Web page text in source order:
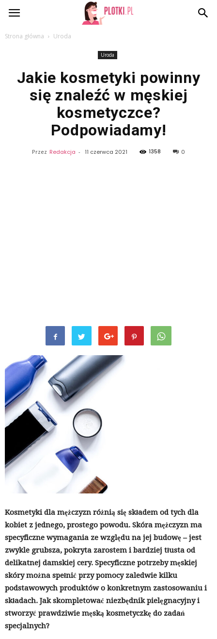
Plotki.pl
Strona główna Uroda
Uroda
Jakie kosmetyki powinny
się znaleźć w męskiej
kosmetyczce?
Podpowiadamy!
Przez Redakcja - 11 czerwca 2021 1358 0
Kosmetyki dla mężczyzn różnią się składem od tych dla
kobiet z jednego, prostego powodu. Skóra mężczyzn ma
specyficzne wymagania ze względu na jej budowę – jest
zwykle grubsza, pokryta zarostem i bardziej tłusta od
delikatnej damskiej cery. Specyficzne potrzeby męskiej
skóry można spełnić przy pomocy zaledwie kilku
podstawowych produktów o konkretnym zastosowaniu i
składach. Jak skompletować niezbędnik pielęgnacyjny i
stworzyć prawdziwie męską kosmetyczkę do zadań
specjalnych?